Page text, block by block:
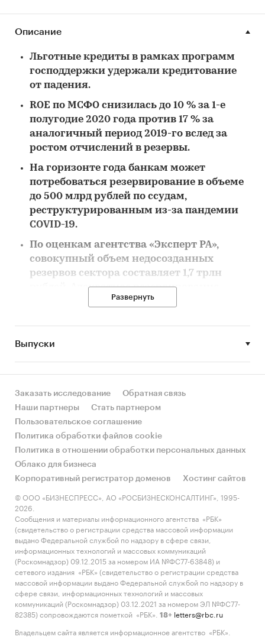
Описание
Льготные кредиты в рамках программ
господдержки удержали кредитование
от падения.
ROE по МСФО снизилась до 10 % за 1-е
полугодие 2020 года против 17 % за
аналогичный период 2019-го вслед за
ростом отчислений в резервы.
На горизонте года банкам может
потребоваться резервирование в объеме
до 500 млрд рублей по ссудам,
реструктурированным из-за пандемии
COVID-19.
По оценкам агентства «Эксперт РА»,
совокупный объем недосозданных
резервов сектора составляет 1,7 трлн
рублей. Адекватное резервирование
проблемных ссуд может абсорбировать
В 2-м полугодии 2020 года мы ожидаем
оживления кредитования
уровнем маржи (необеспеченное
потребкредитование и МСБ).
Банковские, финансовые услуги
Услуги для бизнеса / Банковские, финансовые
услуги
Развернуть
Выпуски
Заказать исследование
Обратная связь
Наши партнеры
Стать партнером
Пользовательское соглашение
Политика обработки файлов cookie
Политика в отношении обработки персональных данных
Облако для бизнеса
Корпоративный регистратор доменов
Хостинг сайтов
© ООО «БИЗНЕСПРЕСС», АО «РОСБИЗНЕСКОНСАЛТИНГ», 1995-
2026.
Сообщения и материалы информационного агентства «РБК»
(свидетельство о регистрации средства массовой информации
выдано Федеральной службой по надзору в сфере связи,
информационных технологий и массовых коммуникаций
(Роскомнадзор) 09.12.2015 за номером ИА №ФС77-63848) и
сетевого издания «РБК» (свидетельство о регистрации средства
массовой информации выдано Федеральной службой по надзору в
сфере связи, информационных технологий и массовых
коммуникаций (Роскомнадзор) 03.12.2021 за номером ЭЛ №ФС77-
82385) сопровождаются пометкой «РБК».
18+ letters@rbc.ru
Владельцем сайта является информационное агентство «РБК».